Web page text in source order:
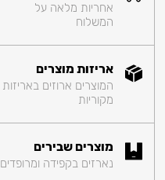
אחריות מלאה על
המשלוח
אריזות מוצרים
המוצרים ארוזים באריזות
מקוריות
מוצרים שבירים
נארזים בקפידה ומרופדים